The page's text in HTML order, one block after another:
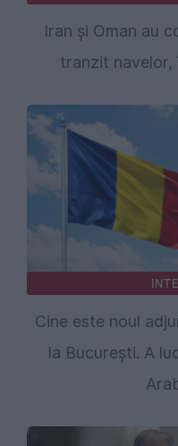
Iran și Oman au
tranzit navelor,
Cine este noul
la București. A